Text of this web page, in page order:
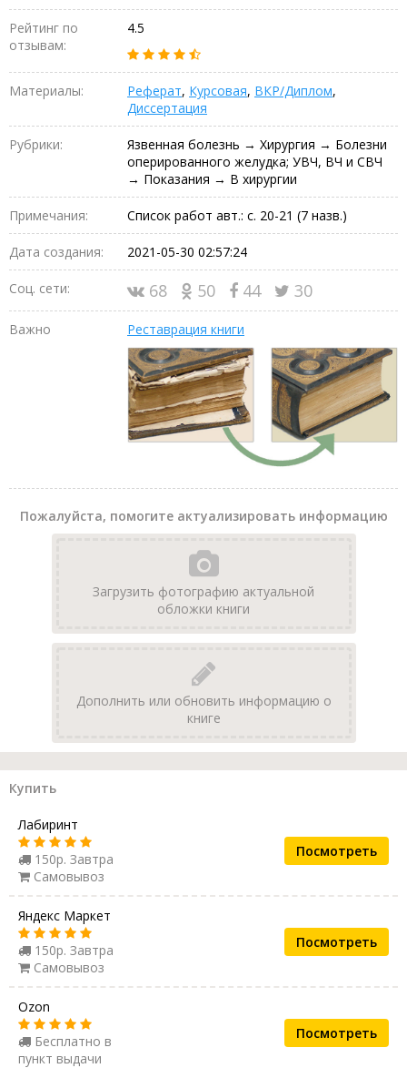
Рейтинг по
отзывам:
4.5
Материалы: Реферат, Курсовая, ВКР/Диплом,
Диссертация
Рубрики:
Язвенная болезнь → Хирургия → Болезни
оперированного желудка; УВЧ, ВЧ и СВЧ
→ Показания → В хирургии
Примечания: Список работ авт.: с. 20-21 (7 назв.)
Дата создания: 2021-05-30 02:57:24
Соц. сети: 68 50 44 30
Важно Реставрация книги
Пожалуйста, помогите актуализировать информацию
Загрузить фотографию актуальной
обложки книги
Дополнить или обновить информацию о
книге
Купить
Лабиринт
150р. Завтра
Самовывоз
Посмотреть
Яндекс Маркет
150р. Завтра
Самовывоз
Посмотреть
Ozon
Бесплатно в
пункт выдачи
Посмотреть